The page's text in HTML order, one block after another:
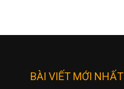
BÀI VIẾT MỚI NHẤT